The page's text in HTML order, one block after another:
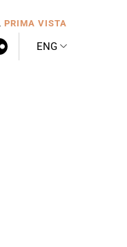
PRIMA VISTA
ENG